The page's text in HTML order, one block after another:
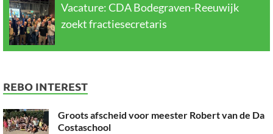
Vacature: CDA Bodegraven-Reeuwijk
zoekt fractiesecretaris
REBO INTEREST
Groots afscheid voor meester Robert van de Da
Costaschool